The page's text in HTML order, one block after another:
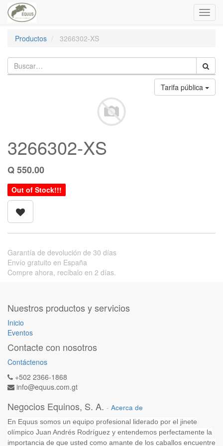
Productos
3266302-XS
Tarifa pública
3266302-XS
Q550.00
Out of Stock!!!
Garantía de devolución de 30 días
Envío gratuito en España
Compre ahora, recíbalo en 2 días.
Nuestros productos y servicios
Inicio
Eventos
Contacte con nosotros
Contáctenos
+502 2366-1868
info@equus.com.gt
Negocios Equinos, S. A. - Acerca de
En Equus somos un equipo profesional liderado por el jinete
olímpico Juan Andrés Rodríguez y entendemos perfectamente la
importancia de que usted como amante de los caballos encuentre